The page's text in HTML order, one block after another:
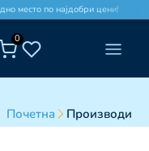
место по најдобри цени!
0
Почетна
Производи